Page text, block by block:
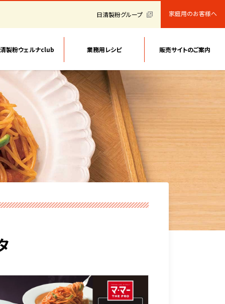
日清製粉グループ 家庭用のお客様へ
製粉ウェルナclub 業務用レシピ 販売サイトのご案内